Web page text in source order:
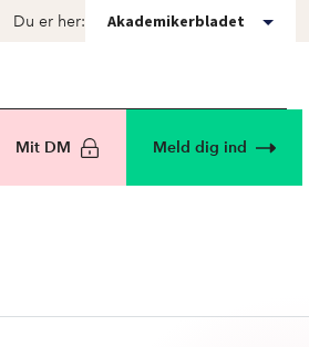
Du er her: Akademikerbladet
Mit DM Meld dig ind